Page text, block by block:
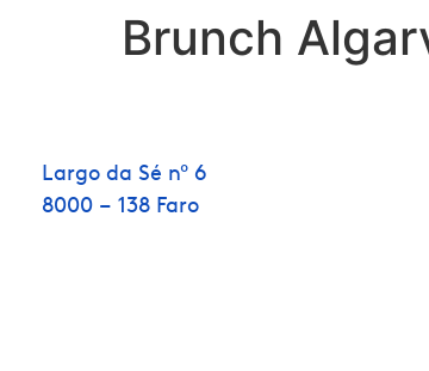
Brunch
Largo da Sé nº 6
8000 – 138 Faro